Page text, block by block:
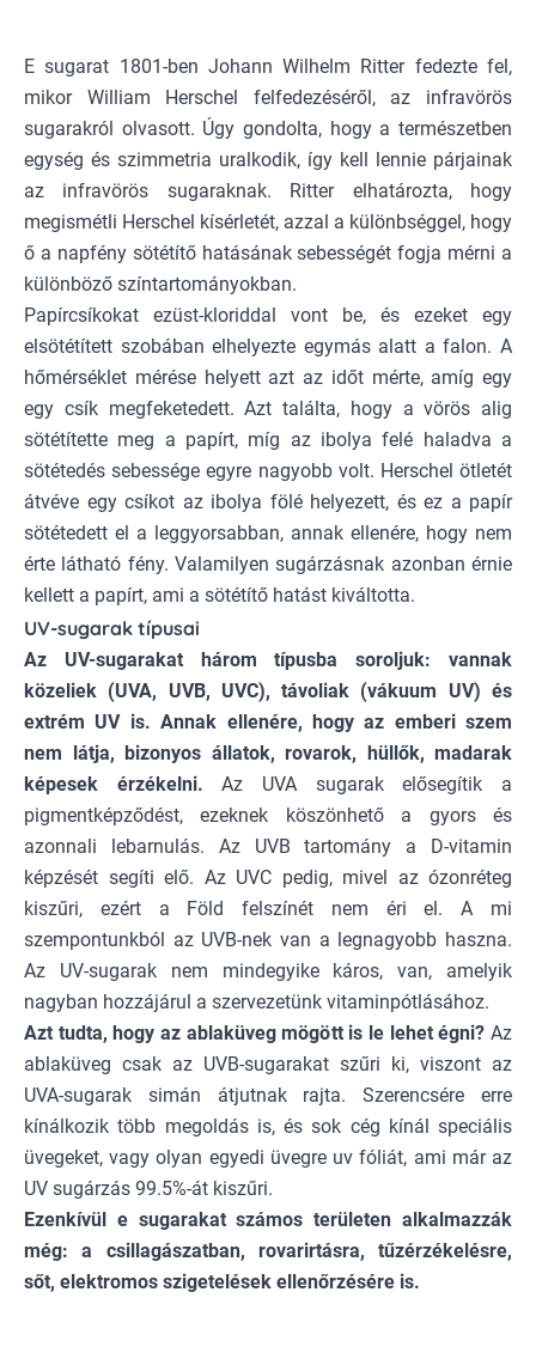
E sugarat 1801-ben Johann Wilhelm Ritter fedezte fel,
mikor William Herschel felfedezéséről, az infravörös
sugarakról olvasott. Úgy gondolta, hogy a természetben
egység és szimmetria uralkodik, így kell lennie párjainak
az infravörös sugaraknak. Ritter elhatározta, hogy
megismétli Herschel kísérletét, azzal a különbséggel, hogy
ő a napfény sötétítő hatásának sebességét fogja mérni a
különböző színtartományokban.
Papírcsíkokat ezüst-kloriddal vont be, és ezeket egy
elsötétített szobában elhelyezte egymás alatt a falon. A
hőmérséklet mérése helyett azt az időt mérte, amíg egy
egy csík megfeketedett. Azt találta, hogy a vörös alig
sötétítette meg a papírt, míg az ibolya felé haladva a
sötétedés sebessége egyre nagyobb volt. Herschel ötletét
átvéve egy csíkot az ibolya fölé helyezett, és ez a papír
sötétedett el a leggyorsabban, annak ellenére, hogy nem
érte látható fény. Valamilyen sugárzásnak azonban érnie
kellett a papírt, ami a sötétítő hatást kiváltotta.
UV-sugarak típusai
Az UV-sugarakat három típusba soroljuk: vannak
közeliek (UVA, UVB, UVC), távoliak (vákuum UV) és
extrém UV is. Annak ellenére, hogy az emberi szem
nem látja, bizonyos állatok, rovarok, hüllők, madarak
képesek érzékelni. Az UVA sugarak elősegítik a
pigmentképződést, ezeknek köszönhető a gyors és
azonnali lebarnulás. Az UVB tartomány a D-vitamin
képzését segíti elő. Az UVC pedig, mivel az ózonréteg
kiszűri, ezért a Föld felszínét nem éri el. A mi
szempontunkból az UVB-nek van a legnagyobb haszna.
Az UV-sugarak nem mindegyike káros, van, amelyik
nagyban hozzájárul a szervezetünk vitaminpótlásához.
Azt tudta, hogy az ablaküveg mögött is le lehet égni? Az
ablaküveg csak az UVB-sugarakat szűri ki, viszont az
UVA-sugarak simán átjutnak rajta. Szerencsére erre
kínálkozik több megoldás is, és sok cég kínál speciális
üvegeket, vagy olyan egyedi üvegreuv fóliát, ami már az
UV sugárzás 99.5%-át kiszűri.
Ezenkívül e sugarakat számos területen alkalmazzák
még: a csillagászatban, rovarirtásra, tűzérzékelésre,
sőt, elektromos szigetelések ellenőrzésére is.